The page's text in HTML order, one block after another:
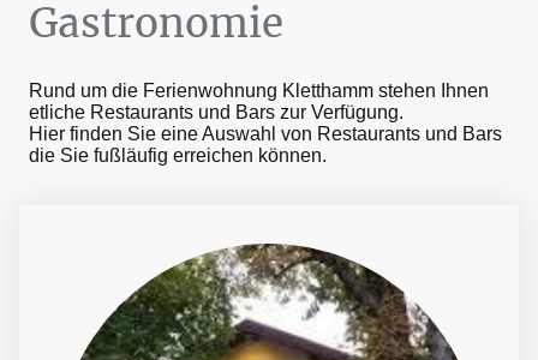
Gastronomie
Rund um die Ferienwohnung Kletthamm stehen Ihnen
etliche Restaurants und Bars zur Verfügung.
Hier finden Sie eine Auswahl von Restaurants und Bars
die Sie fußläufig erreichen können.